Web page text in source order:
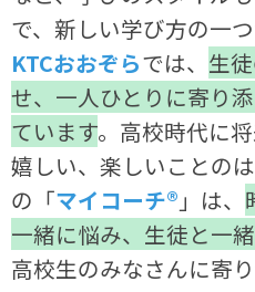
で、新しい学び方の一
KTCおおぞらでは、 生
せ、一人ひとりに寄り
ています。高校時代に
嬉しい、楽しいことのは
の「マイコーチ® 」は、
一緒に悩み、生徒と一
高校生のみなさんに寄